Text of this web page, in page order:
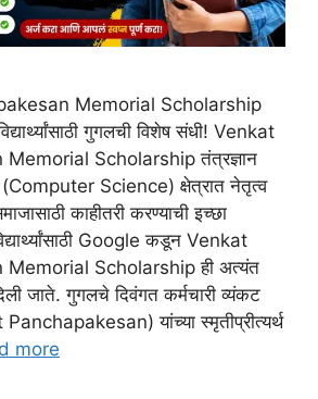
Memorial Scholarship
गुगलची विशेष संधी! Venkat
Scholarship तंत्रज्ञान
Science) क्षेत्रात नेतृत्व
काहीतरी करण्याची इच्छा
Google कडून Venkat
Scholarship ही अत्यंत
दिली जाते. गुगलचे दिवंगत कर्मचारी व्यंकट
यांच्या स्मृतीप्रीत्यर्थ
more